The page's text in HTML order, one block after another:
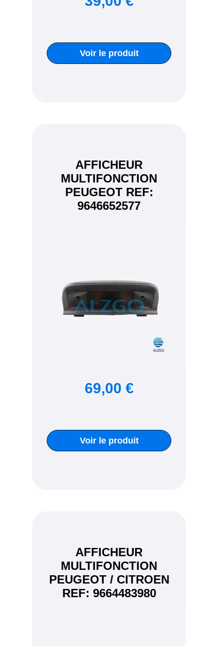
Voir le produit
AFFICHEUR
MULTIFONCTION
PEUGEOT REF:
9646652577
69,00 €
Voir le produit
AFFICHEUR
MULTIFONCTION
PEUGEOT / CITROEN
REF: 9664483980